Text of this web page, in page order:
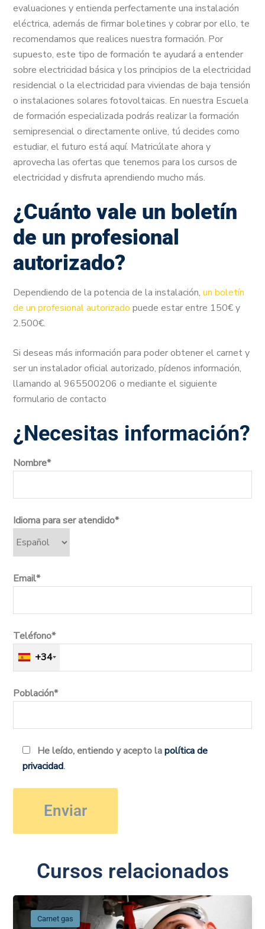
evaluaciones y entienda perfectamente una instalación
eléctrica, además de firmar boletines y cobrar por ello, te
recomendamos que realices nuestra formación. Por
supuesto, este tipo de formación te ayudará a entender
sobre electricidad básica y los principios de la electricidad
residencial o la electricidad para viviendas de baja tensión
o instalaciones solares fotovoltaicas. En nuestra Escuela
de formación especializada podrás realizar la formación
semipresencial o directamente onlive, tú decides como
estudiar, el futuro está aquí. Matricúlate ahora y
aprovecha las ofertas que tenemos para los cursos de
electricidad y disfruta aprendiendo mucho más.
¿Cuánto vale un boletín
de un profesional
autorizado?
Dependiendo de la potencia de la instalación, un boletín
de un profesional autorizado puede estar entre 150€ y
2.500€.
Si deseas más información para poder obtener el carnet y
ser un instalador oficial autorizado, pídenos información,
llamando al 965500206 o mediante el siguiente
formulario de contacto
¿Necesitas información?
Nombre*
Idioma para ser atendido*
Email*
Teléfono*
+34
Población*
He leído, entiendo y acepto lapolítica de
privacidad.
Cursos relacionados
Carnet gas